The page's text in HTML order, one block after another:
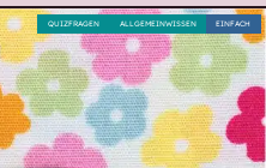
EINFACH
ALLGEMEINWISSEN
QUIZFRAGEN